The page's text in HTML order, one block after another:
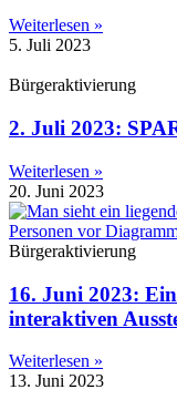
Weiterlesen »
5. Juli 2023
Bürgeraktivierung
2. Juli 2023:
Weiterlesen »
20. Juni 2023
Bürgeraktivierung
16. Juni 2023:
interaktiven
Weiterlesen »
13. Juni 2023